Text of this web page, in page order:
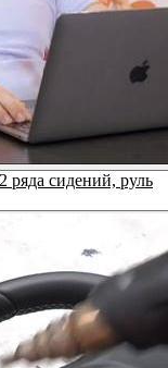
ряда сидений, руль